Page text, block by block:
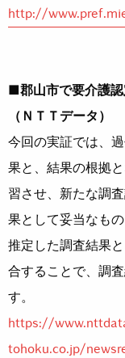
http://
■郡山市で要介護
（ＮＴＴデータ）
今回の実証では、
果と、結果の根拠
習させ、新たな調
果として妥当なも
推定した調査結果
合することで、調
す。
https://
tohoku.co.jp/